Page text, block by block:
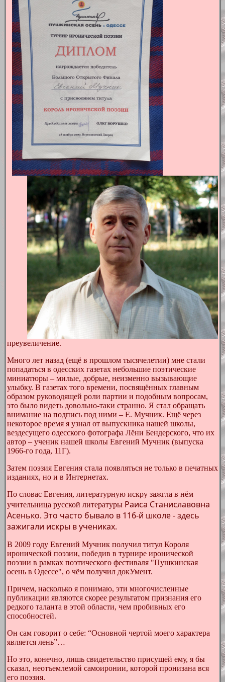
преувеличение.
Много лет назад (ещё в прошлом тысячелетии) мне стали
попадаться в одесских газетах небольшие поэтические
миниатюры – милые, добрые, неизменно вызывающие
улыбку. В газетах того времени, посвящённых главным
образом руководящей роли партии и подобным вопросам,
это было видеть довольно-таки странно. Я стал обращать
внимание на подпись под ними – Е. Мучник. Ещё через
некоторое время я узнал от выпускника нашей школы,
вездесущего одесского фотографа Лёни Бендерского, что их
автор – ученик нашей школы Евгений Мучник (выпуска
1966-го года, 11Г).
Затем поэзия Евгения стала появляться не только в печатных
изданиях, но и в Интернетах.
По словас Евгения, литературную искру зажгла в нём
учительница русской литературы Раиса Станиславовна
Асенько. Это часто бывало в 116-й школе - здесь
зажигали искры в учениках.
В 2009 году Евгений Мучник получил титул Короля
иронической поэзии, победив в турнире иронической
поэзии в рамках поэтического фестиваля "Пушкинская
осень в Одессе", о чём получил докУмент.
Причем, насколько я понимаю, эти многочисленные
публикации являются скорее результатом признания его
редкого таланта в этой области, чем пробивных его
способностей.
Он сам говорит о себе: “Основной чертой моего характера
является лень”…
Но это, конечно, лишь свидетельство присущей ему, я бы
сказал, неотъемлемой самоиронии, которой пронизана вся
его поэзия.